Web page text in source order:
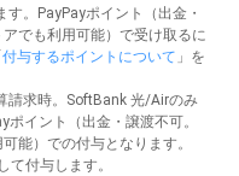
。PayPayポイント（出金・
でも利用可能）で受け取るに
付与するポイントについて 」を
請求時。SoftBank 光/Airのみ
イント（出金・譲渡不可。
能）での付与となります。
て付与します。